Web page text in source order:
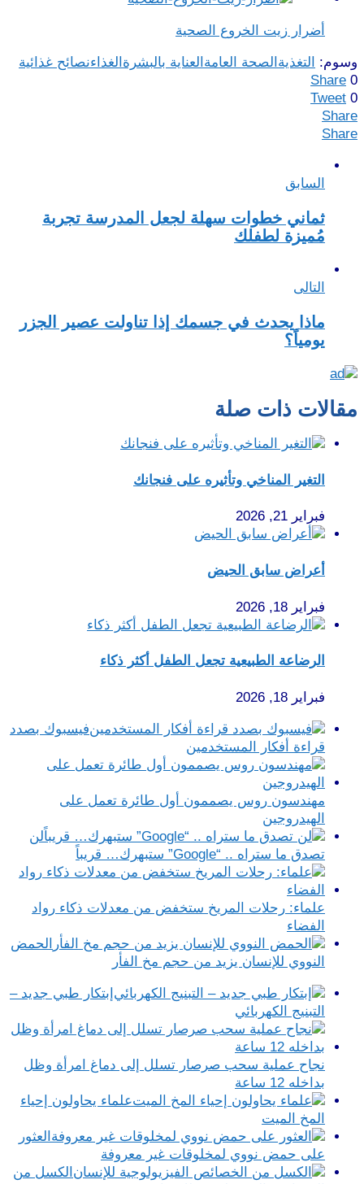
أضرار زيت الخروع الصحية
وسوم: التغذية الصحة العامة العناية بالبشرة الغذاءنصائح غذائية
Share 0
Tweet 0
Share
Share
السابق
ثماني خطوات سهلة لجعل المدرسة تجربة
مُميزة لطفلك
التالى
ماذا يحدث في جسمك إذا تناولت عصير الجزر
يومياً؟
مقالات ذات صلة
التغير المناخي وتأثيره على فنجانك
فبراير 21, 2026
أعراض سابق الحيض
فبراير 18, 2026
الرضاعة الطبيعية تجعل الطفل أكثر ذكاء
فبراير 18, 2026
فيسبوك بصدد
قراءة أفكار المستخدمين
مهندسون روس يصممون أول طائرة تعمل على
الهيدروجين
لن
تصدق ما ستراه .. “Google” ستبهرك… قريباً
علماء: رحلات المريخ ستخفض من معدلات ذكاء رواد
الفضاء
الحمض
النووي للإنسان يزيد من حجم مخ الفأر
إبتكار طبي جديد –
التبنيج الكهربائي
نجاح عملية سحب صرصار تسلل إلى دماغ امرأة وظل
بداخله 12 ساعة
علماء يحاولون إحياء
المخ الميت
العثور
على حمض نووي لمخلوقات غير معروفة
الكسل من